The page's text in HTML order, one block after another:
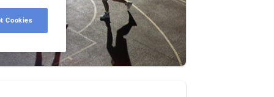
Cookies